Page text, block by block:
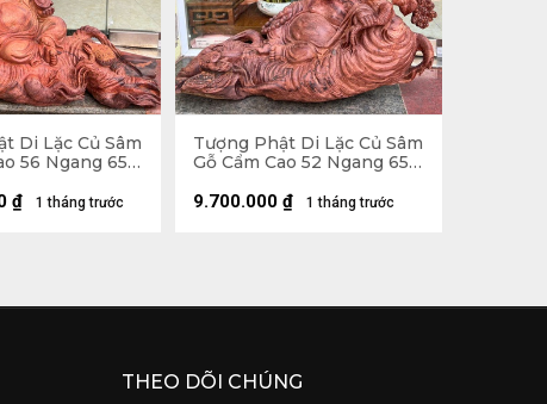
Di Lặc Củ Sâm
56 Ngang 65
1 tháng trước
₫
Tượng Phật Di Lặc Củ Sâm
Gỗ Cẩm Cao 52 Ngang 65
1 tháng trước
9.700.000 ₫
THEO DÕI CHÚNG